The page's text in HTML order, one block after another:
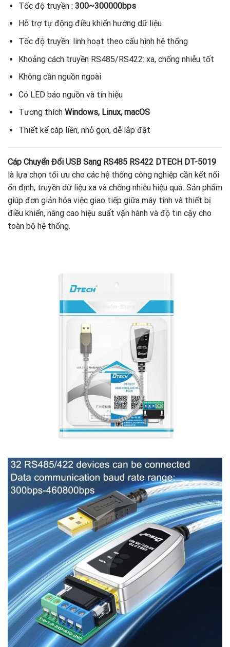
Tốc độ truyền : 300~300000bps
Hỗ trợ tự động điều khiển hướng dữ liệu
Tốc độ truyền: linh hoạt theo cấu hình hệ thống
Khoảng cách truyền RS485/RS422: xa, chống nhiễu tốt
Không cần nguồn ngoài
Có LED báo nguồn và tín hiệu
Tương thích Windows, Linux, macOS
Thiết kế cáp liền, nhỏ gọn, dễ lắp đặt
Cáp Chuyển Đổi USB Sang RS485 RS422 DTECH DT-5019
là lựa chọn tối ưu cho các hệ thống công nghiệp cần kết nối
ổn định, truyền dữ liệu xa và chống nhiễu hiệu quả. Sản phẩm
giúp đơn giản hóa việc giao tiếp giữa máy tính và thiết bị
điều khiển, nâng cao hiệu suất vận hành và độ tin cậy cho
toàn bộ hệ thống.